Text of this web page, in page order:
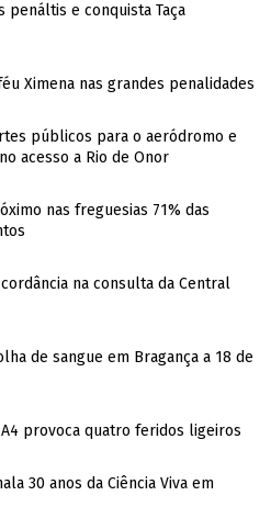
penáltis e conquista Taça
Ximena nas grandes penalidades
públicos para o aeródromo e
acesso a Rio de Onor
nas freguesias 71% das
na consulta da Central
de sangue em Bragança a 18 de
provoca quatro feridos ligeiros
30 anos da Ciência Viva em